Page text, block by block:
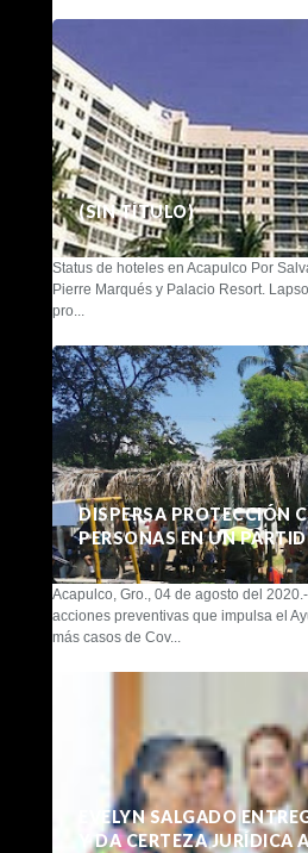
(SIN TÍTULO)
Status de hoteles en Acapulco Por
Pierre Marqués y Palacio Resort.
pro...
DISPERSA PROTECCIÓN
PERSONAS EN UN
Acapulco, Gro., 04 de agosto del
acciones preventivas que impulsa el
más casos de Cov...
EVELYN SALGADO
Y DA CERTEZA JURÍDICA